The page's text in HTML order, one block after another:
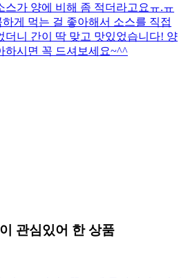
스가 양에 비해 좀 적더라고요ㅠ.ㅠ
게 먹는 걸 좋아해서 소스를 직접
더니 간이 딱 맞고 맛있었습니다! 양
하시면 꼭 드셔보세요~^^
관심있어 한 상품